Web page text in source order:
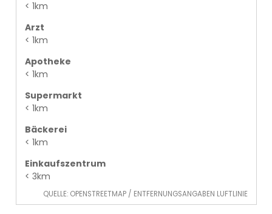
< 1km
Arzt
< 1km
Apotheke
< 1km
Supermarkt
< 1km
Bäckerei
< 1km
Einkaufszentrum
< 3km
QUELLE: OPENSTREETMAP / ENTFERNUNGSANGABEN LUFTLINIE